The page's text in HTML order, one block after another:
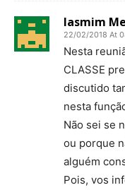
Iasmim
22/02/2018 At
Nesta
CLASSE
discutido
nesta
Não sei se
ou porque
alguém
Pois, vos